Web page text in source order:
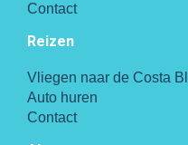
Contact
Reizen
Vliegen naar de Costa
Auto huren
Contact